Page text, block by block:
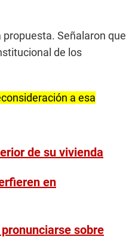
Señalaron que
de los
a esa
de su vivienda
en
sobre